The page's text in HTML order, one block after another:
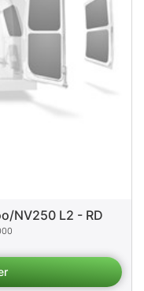
NV250 L2 - RD